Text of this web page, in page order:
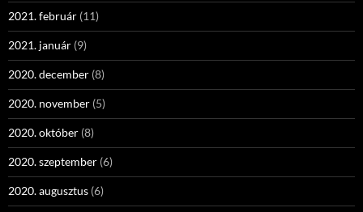
2021. február (11)
2021. január (9)
2020. december (8)
2020. november (5)
2020. október (8)
2020. szeptember (6)
2020. augusztus (6)